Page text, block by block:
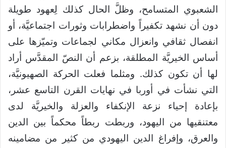
الشعبوي المتسامح، وظلَّ الحال كذلك لِعهود طويلة
دون أن نشهد تكفيراً واضطرابات وثورات اجتماعيَّة، أو
انفصال ثقافي وانعزال مكاني لجماعات وتميّزها على
أساس الخيريَّة المطلقة، بزعم أن النصّ المقدَّس أراد
لها أن تكون كذلك. ومثلما فعلت الحركة الصهيونيَّة،
التي نشأت في أوربا في نهايات القرن التاسع عشر،
بإعادة إحياء نزعة الإنكفاء والعزلة والخيريَّة لدى
معتنقيها من اليهود، وربطت ربطاً محكماً بين الدين
والعرق، وإفراغ الدين اليهودي من كثير من مضامينه